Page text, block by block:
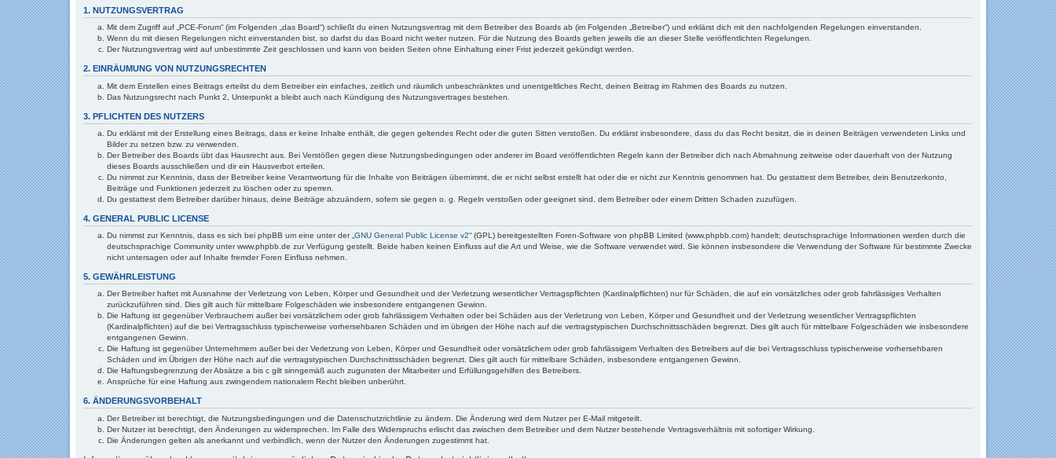
1. NUTZUNGSVERTRAG
Mit dem Zugriff auf „PCE-Forum“ (im Folgenden „das Board“) schließt du einen Nutzungsvertrag mit dem Betreiber des Boards ab (im Folgenden „Betreiber“) und erklärst dich mit den nachfolgenden Regelungen einverstanden.
Wenn du mit diesen Regelungen nicht einverstanden bist, so darfst du das Board nicht weiter nutzen. Für die Nutzung des Boards gelten jeweils die an dieser Stelle veröffentlichten Regelungen.
Der Nutzungsvertrag wird auf unbestimmte Zeit geschlossen und kann von beiden Seiten ohne Einhaltung einer Frist jederzeit gekündigt werden.
2. EINRÄUMUNG VON NUTZUNGSRECHTEN
Mit dem Erstellen eines Beitrags erteilst du dem Betreiber ein einfaches, zeitlich und räumlich unbeschränktes und unentgeltliches Recht, deinen Beitrag im Rahmen des Boards zu nutzen.
Das Nutzungsrecht nach Punkt 2, Unterpunkt a bleibt auch nach Kündigung des Nutzungsvertrages bestehen.
3. PFLICHTEN DES NUTZERS
Du erklärst mit der Erstellung eines Beitrags, dass er keine Inhalte enthält, die gegen geltendes Recht oder die guten Sitten verstoßen. Du erklärst insbesondere, dass du das Recht besitzt, die in deinen Beiträgen verwendeten Links und
Bilder zu setzen bzw. zu verwenden.
Der Betreiber des Boards übt das Hausrecht aus. Bei Verstößen gegen diese Nutzungsbedingungen oder anderer im Board veröffentlichten Regeln kann der Betreiber dich nach Abmahnung zeitweise oder dauerhaft von der Nutzung
dieses Boards ausschließen und dir ein Hausverbot erteilen.
Du nimmst zur Kenntnis, dass der Betreiber keine Verantwortung für die Inhalte von Beiträgen übernimmt, die er nicht selbst erstellt hat oder die er nicht zur Kenntnis genommen hat. Du gestattest dem Betreiber, dein Benutzerkonto,
Beiträge und Funktionen jederzeit zu löschen oder zu sperren.
Du gestattest dem Betreiber darüber hinaus, deine Beiträge abzuändern, sofern sie gegen o. g. Regeln verstoßen oder geeignet sind, dem Betreiber oder einem Dritten Schaden zuzufügen.
4. GENERAL PUBLIC LICENSE
Du nimmst zur Kenntnis, dass es sich bei phpBB um eine unter der „ GNU General Public License v2“ (GPL) bereitgestellten Foren-Software von phpBB Limited (www.phpbb.com) handelt; deutschsprachige Informationen werden durch die
deutschsprachige Community unter www.phpbb.de zur Verfügung gestellt. Beide haben keinen Einfluss auf die Art und Weise, wie die Software verwendet wird. Sie können insbesondere die Verwendung der Software für bestimmte Zwecke
nicht untersagen oder auf Inhalte fremder Foren Einfluss nehmen.
5. GEWÄHRLEISTUNG
Der Betreiber haftet mit Ausnahme der Verletzung von Leben, Körper und Gesundheit und der Verletzung wesentlicher Vertragspflichten (Kardinalpflichten) nur für Schäden, die auf ein vorsätzliches oder grob fahrlässiges Verhalten
zurückzuführen sind. Dies gilt auch für mittelbare Folgeschäden wie insbesondere entgangenen Gewinn.
Die Haftung ist gegenüber Verbrauchern außer bei vorsätzlichem oder grob fahrlässigem Verhalten oder bei Schäden aus der Verletzung von Leben, Körper und Gesundheit und der Verletzung wesentlicher Vertragspflichten
(Kardinalpflichten) auf die bei Vertragsschluss typischerweise vorhersehbaren Schäden und im übrigen der Höhe nach auf die vertragstypischen Durchschnittsschäden begrenzt. Dies gilt auch für mittelbare Folgeschäden wie insbesondere
entgangenen Gewinn.
Die Haftung ist gegenüber Unternehmern außer bei der Verletzung von Leben, Körper und Gesundheit oder vorsätzlichem oder grob fahrlässigem Verhalten des Betreibers auf die bei Vertragsschluss typischerweise vorhersehbaren
Schäden und im Übrigen der Höhe nach auf die vertragstypischen Durchschnittsschäden begrenzt. Dies gilt auch für mittelbare Schäden, insbesondere entgangenen Gewinn.
Die Haftungsbegrenzung der Absätze a bis c gilt sinngemäß auch zugunsten der Mitarbeiter und Erfüllungsgehilfen des Betreibers.
Ansprüche für eine Haftung aus zwingendem nationalem Recht bleiben unberührt.
6. ÄNDERUNGSVORBEHALT
Der Betreiber ist berechtigt, die Nutzungsbedingungen und die Datenschutzrichtlinie zu ändern. Die Änderung wird dem Nutzer per E-Mail mitgeteilt.
Der Nutzer ist berechtigt, den Änderungen zu widersprechen. Im Falle des Widerspruchs erlischt das zwischen dem Betreiber und dem Nutzer bestehende Vertragsverhältnis mit sofortiger Wirkung.
Die Änderungen gelten als anerkannt und verbindlich, wenn der Nutzer den Änderungen zugestimmt hat.